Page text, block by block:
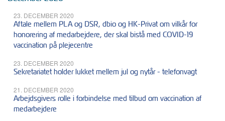
23. DECEMBER 2020
Aftale mellem PLA og DSR, dbio og HK-Privat om vilkår for
honorering af medarbejdere, der skal bistå med COVID-19
vaccination på plejecentre
23. DECEMBER 2020
Sekretariatet holder lukket mellem jul og nytår - telefonvagt
21. DECEMBER 2020
Arbejdsgivers rolle i forbindelse med tilbud om vaccination af
medarbejdere